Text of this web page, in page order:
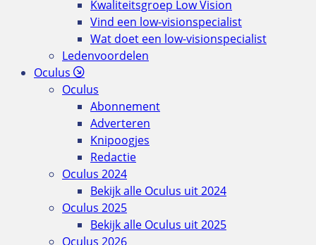
Kwaliteitsgroep Low Vision
Vind een low-visionspecialist
Wat doet een low-visionspecialist
Ledenvoordelen
Oculus
Oculus
Abonnement
Adverteren
Knipoogjes
Redactie
Oculus 2024
Bekijk alle Oculus uit 2024
Oculus 2025
Bekijk alle Oculus uit 2025
Oculus 2026